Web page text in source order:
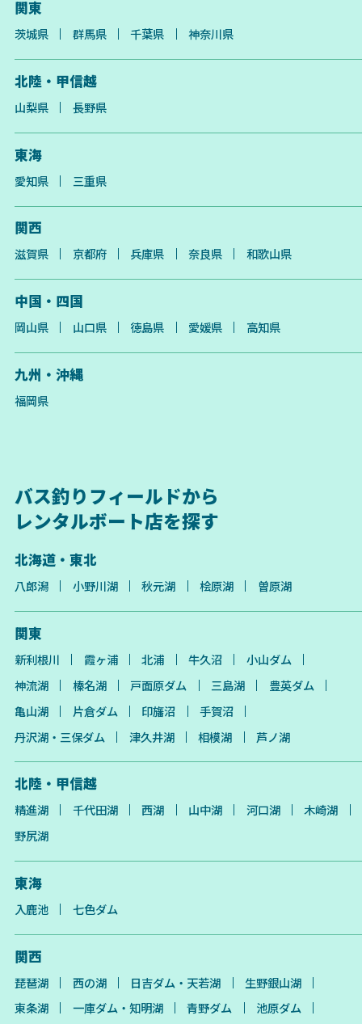
関東
茨城県 群馬県 千葉県 神奈川県
北陸・甲信越
山梨県 長野県
東海
愛知県 三重県
関西
滋賀県 京都府 兵庫県 奈良県 和歌山県
中国・四国
岡山県 山口県 徳島県 愛媛県 高知県
九州・沖縄
福岡県
バス釣りフィールドから
レンタルボート店を探す
北海道・東北
八郎潟 小野川湖 秋元湖 桧原湖 曽原湖
関東
新利根川 霞ヶ浦 北浦 牛久沼
小山ダム
神流湖
榛名湖 戸面原ダム 三島湖
豊英ダム
亀山湖
片倉ダム 印旛沼
手賀沼
丹沢湖・三保ダム
津久井湖 相模湖 芦ノ湖
北陸・甲信越
精進湖 千代田湖 西湖 山中湖 河口湖
木崎湖
野尻湖
東海
入鹿池 七色ダム
関西
琵琶湖 西の湖 日吉ダム・天若湖
生野銀山湖
東条湖
一庫ダム・知明湖 青野ダム
池原ダム